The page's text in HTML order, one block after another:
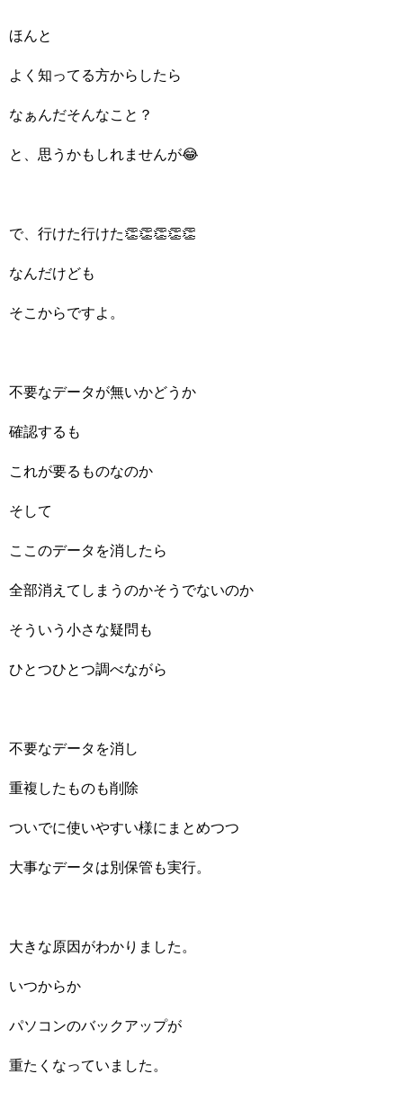
ほんと
よく知ってる方からしたら
なぁんだそんなこと？
と、思うかもしれませんが😂
で、行けた行けた👏👏👏👏👏
なんだけども
そこからですよ。
不要なデータが無いかどうか
確認するも
これが要るものなのか
そして
ここのデータを消したら
全部消えてしまうのかそうでないのか
そういう小さな疑問も
ひとつひとつ調べながら
不要なデータを消し
重複したものも削除
ついでに使いやすい様にまとめつつ
大事なデータは別保管も実行。
大きな原因がわかりました。
いつからか
パソコンのバックアップが
重たくなっていました。